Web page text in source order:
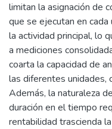
limitan la asignación de
que se ejecutan en
la actividad principal, lo
a mediciones
coarta la capacidad de
las diferentes unidades,
Además, la naturaleza
duración en el tiempo
rentabilidad trascienda